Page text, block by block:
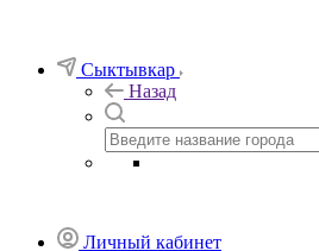
Сыктывкар
Назад
Личный кабинет